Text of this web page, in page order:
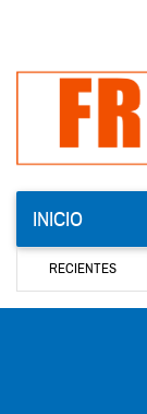
INICIO
RECIENTES
de Venezuela